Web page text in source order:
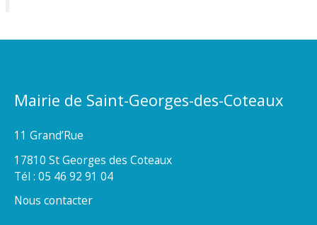
Mairie de Saint-Georges-des-Coteaux
11 Grand’Rue
17810 St Georges des Coteaux
Tél : 05 46 92 91 04
Nous contacter